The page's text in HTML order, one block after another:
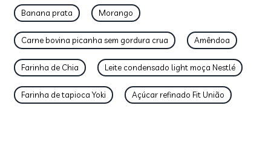
Banana prata Morango
Carne bovina picanha sem gordura crua Amêndoa
Farinha de Chia Leite condensado light moça Nestlé
Farinha de tapioca Yoki Açúcar refinado Fit União